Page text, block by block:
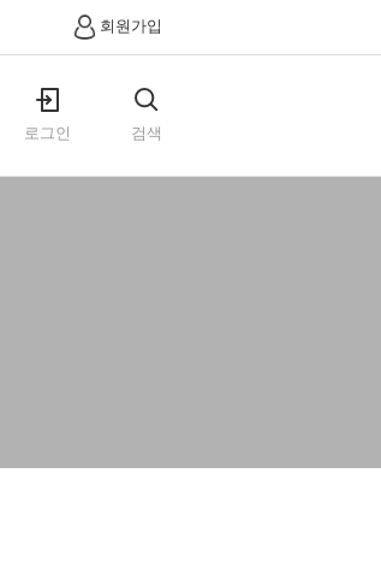
회원가입
로그인 검색